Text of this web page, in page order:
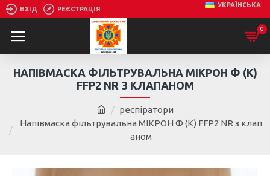
ВХІД РЕЄСТРАЦІЯ
УКРАЇНСЬКА
0
респіратори
Напівмаска фільтрувальна МІКРОН Ф (К) FFP2 NR з клап
аном
НАПІВМАСКА ФІЛЬТРУВАЛЬНА МІКРОН Ф (К)
FFP2 NR З КЛАПАНОМ